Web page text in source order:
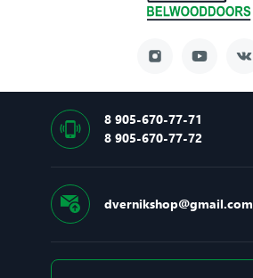
8 905-670-77-71
8 905-670-77-72
dvernikshop@gmail.com